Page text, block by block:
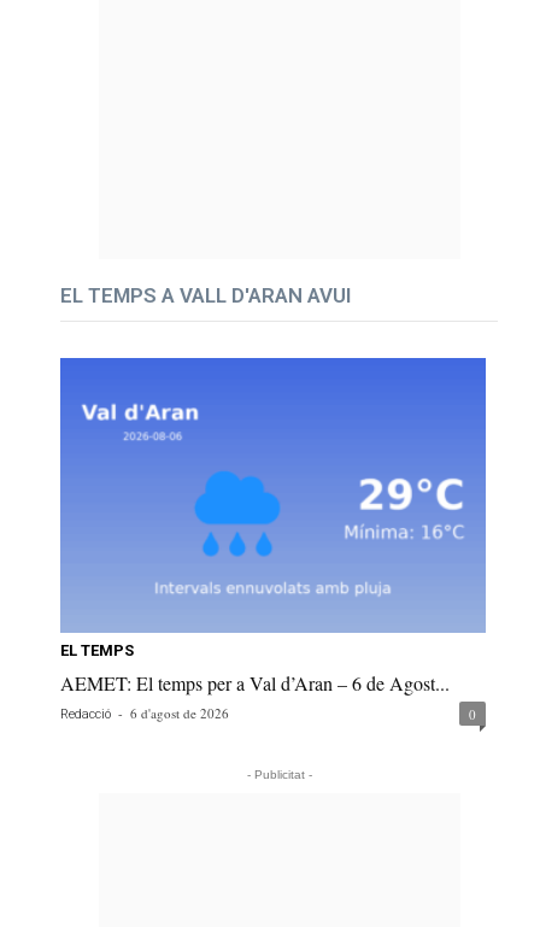
EL TEMPS A VALL D'ARAN AVUI
EL TEMPS
AEMET: El temps per a Val d’Aran – 6 de Agost...
Redacció - 6 d'agost de 2026 0
- Publicitat -